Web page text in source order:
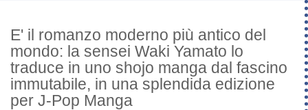
E' il romanzo moderno più antico del
mondo: la sensei Waki Yamato lo
traduce in uno shojo manga dal fascino
immutabile, in una splendida edizione
per J-Pop Manga